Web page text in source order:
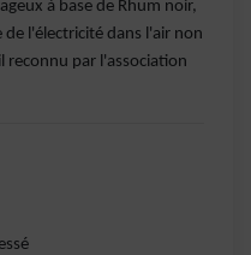
à base de Rhum noir,
l'électricité dans l'air non
reconnu par l'association